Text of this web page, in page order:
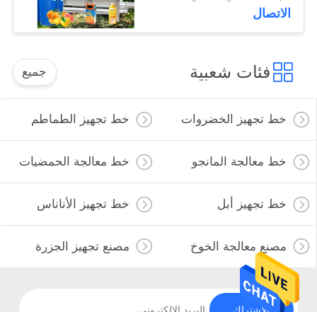
الاتصال
فئات شعبية جميع
خط تجهيز الخضروات خط تجهيز الطماطم
خط معالجة المانجو خط معالجة الحمضيات
خط تجهيز أبل خط تجهيز الأناناس
مصنع معالجة الخوخ مصنع تجهيز الجزرة
الاشتراك